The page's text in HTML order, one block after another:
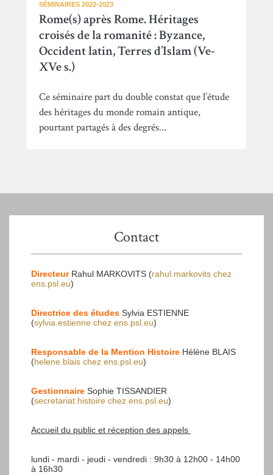
SÉMINAIRES 2022-2023
Rome(s) après Rome. Héritages
croisés de la romanité : Byzance,
Occident latin, Terres d’Islam (Ve-
XVe s.)
Ce séminaire part du double constat que l’étude
des héritages du monde romain antique,
pourtant partagés à des degrés...
Contact
Directeur Rahul MARKOVITS (rahul.markovits chez
ens.psl.eu)
Directrice des études Sylvia ESTIENNE
(sylvia.estienne chez ens.psl.eu)
Responsable de la Mention Histoire Hélène BLAIS
(helene.blais chez ens.psl.eu)
Gestionnaire Sophie TISSANDIER
(secretariat.histoire chez ens.psl.eu)
Accueil du public et réception des appels
lundi - mardi - jeudi - vendredi : 9h30 à 12h00 - 14h00
à 16h30